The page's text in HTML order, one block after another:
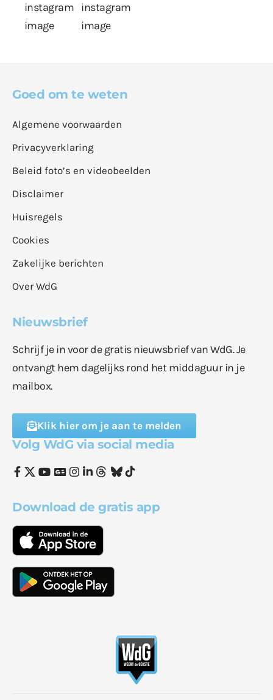
Goed om te weten
Algemene voorwaarden
Privacyverklaring
Beleid foto’s en videobeelden
Disclaimer
Huisregels
Cookies
Zakelijke berichten
Over WdG
Nieuwsbrief
Schrijf je in voor de gratis nieuwsbrief van WdG. Je
ontvangt hem dagelijks rond het middaguur in je
mailbox.
Klik hier om je aan te melden
Volg WdG via social media
Download de gratis app